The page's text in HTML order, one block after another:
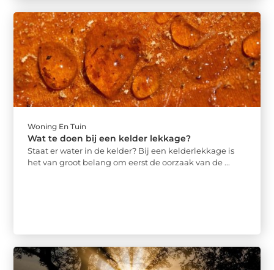
Woning En Tuin
Wat te doen bij een kelder lekkage?
Staat er water in de kelder? Bij een kelderlekkage is
het van groot belang om eerst de oorzaak van de ...